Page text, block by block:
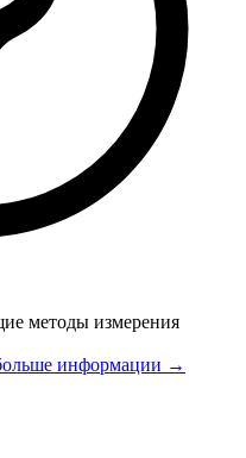
методы измерения
информации →